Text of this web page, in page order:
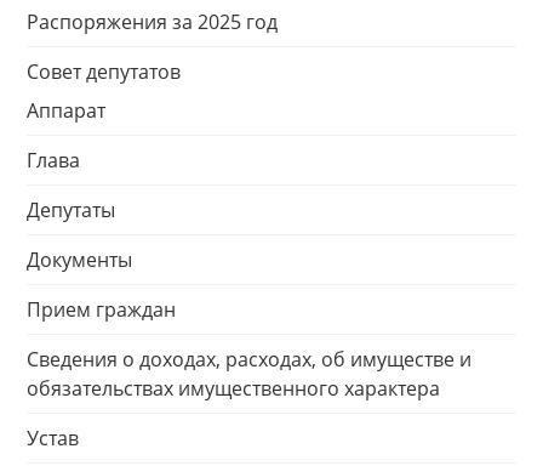
Распоряжения за 2025 год
Совет депутатов
Аппарат
Глава
Депутаты
Документы
Прием граждан
Сведения о доходах, расходах, об имуществе и
обязательствах имущественного характера
Устав